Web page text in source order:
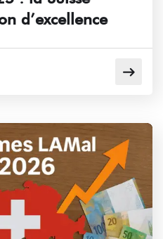
d’excellence